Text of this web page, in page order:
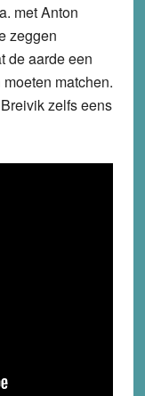
met Anton
zeggen
de aarde een
matchen.
zelfs eens